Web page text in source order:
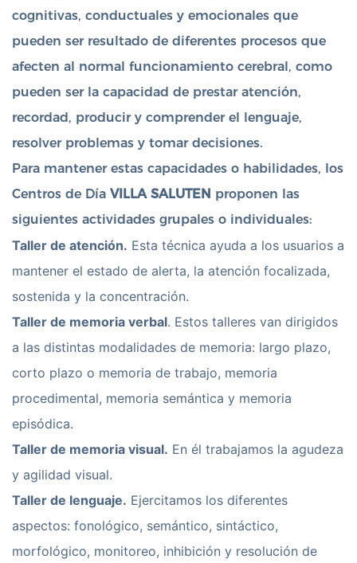
cognitivas, conductuales y emocionales que
pueden ser resultado de diferentes procesos que
afecten al normal funcionamiento cerebral, como
pueden ser la capacidad de prestar atención,
recordad, producir y comprender el lenguaje,
resolver problemas y tomar decisiones.
Para mantener estas capacidades o habilidades, los
Centros de Día VILLA SALUTEN proponen las
siguientes actividades grupales o individuales:
Taller de atención. Esta técnica ayuda a los usuarios a
mantener el estado de alerta, la atención focalizada,
sostenida y la concentración.
Taller de memoria verbal. Estos talleres van dirigidos
a las distintas modalidades de memoria: largo plazo,
corto plazo o memoria de trabajo, memoria
procedimental, memoria semántica y memoria
episódica.
Taller de memoria visual. En él trabajamos la agudeza
y agilidad visual.
Taller de lenguaje. Ejercitamos los diferentes
aspectos: fonológico, semántico, sintáctico,
morfológico, monitoreo, inhibición y resolución de